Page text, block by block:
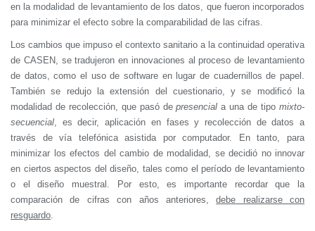
en la modalidad de levantamiento de los datos, que fueron incorporados
para minimizar el efecto sobre la comparabilidad de las cifras.
Los cambios que impuso el contexto sanitario a la continuidad operativa
de CASEN, se tradujeron en innovaciones al proceso de levantamiento
de datos, como el uso de software en lugar de cuadernillos de papel.
También se redujo la extensión del cuestionario, y se modificó la
modalidad de recolección, que pasó depresencial a una de tipomixto-
secuencial , es decir, aplicación en fases y recolección de datos a
través de vía telefónica asistida por computador. En tanto, para
minimizar los efectos del cambio de modalidad, se decidió no innovar
en ciertos aspectos del diseño, tales como el período de levantamiento
o el diseño muestral. Por esto, es importante recordar que la
comparación de cifras con años anteriores,debe realizarse con
resguardo